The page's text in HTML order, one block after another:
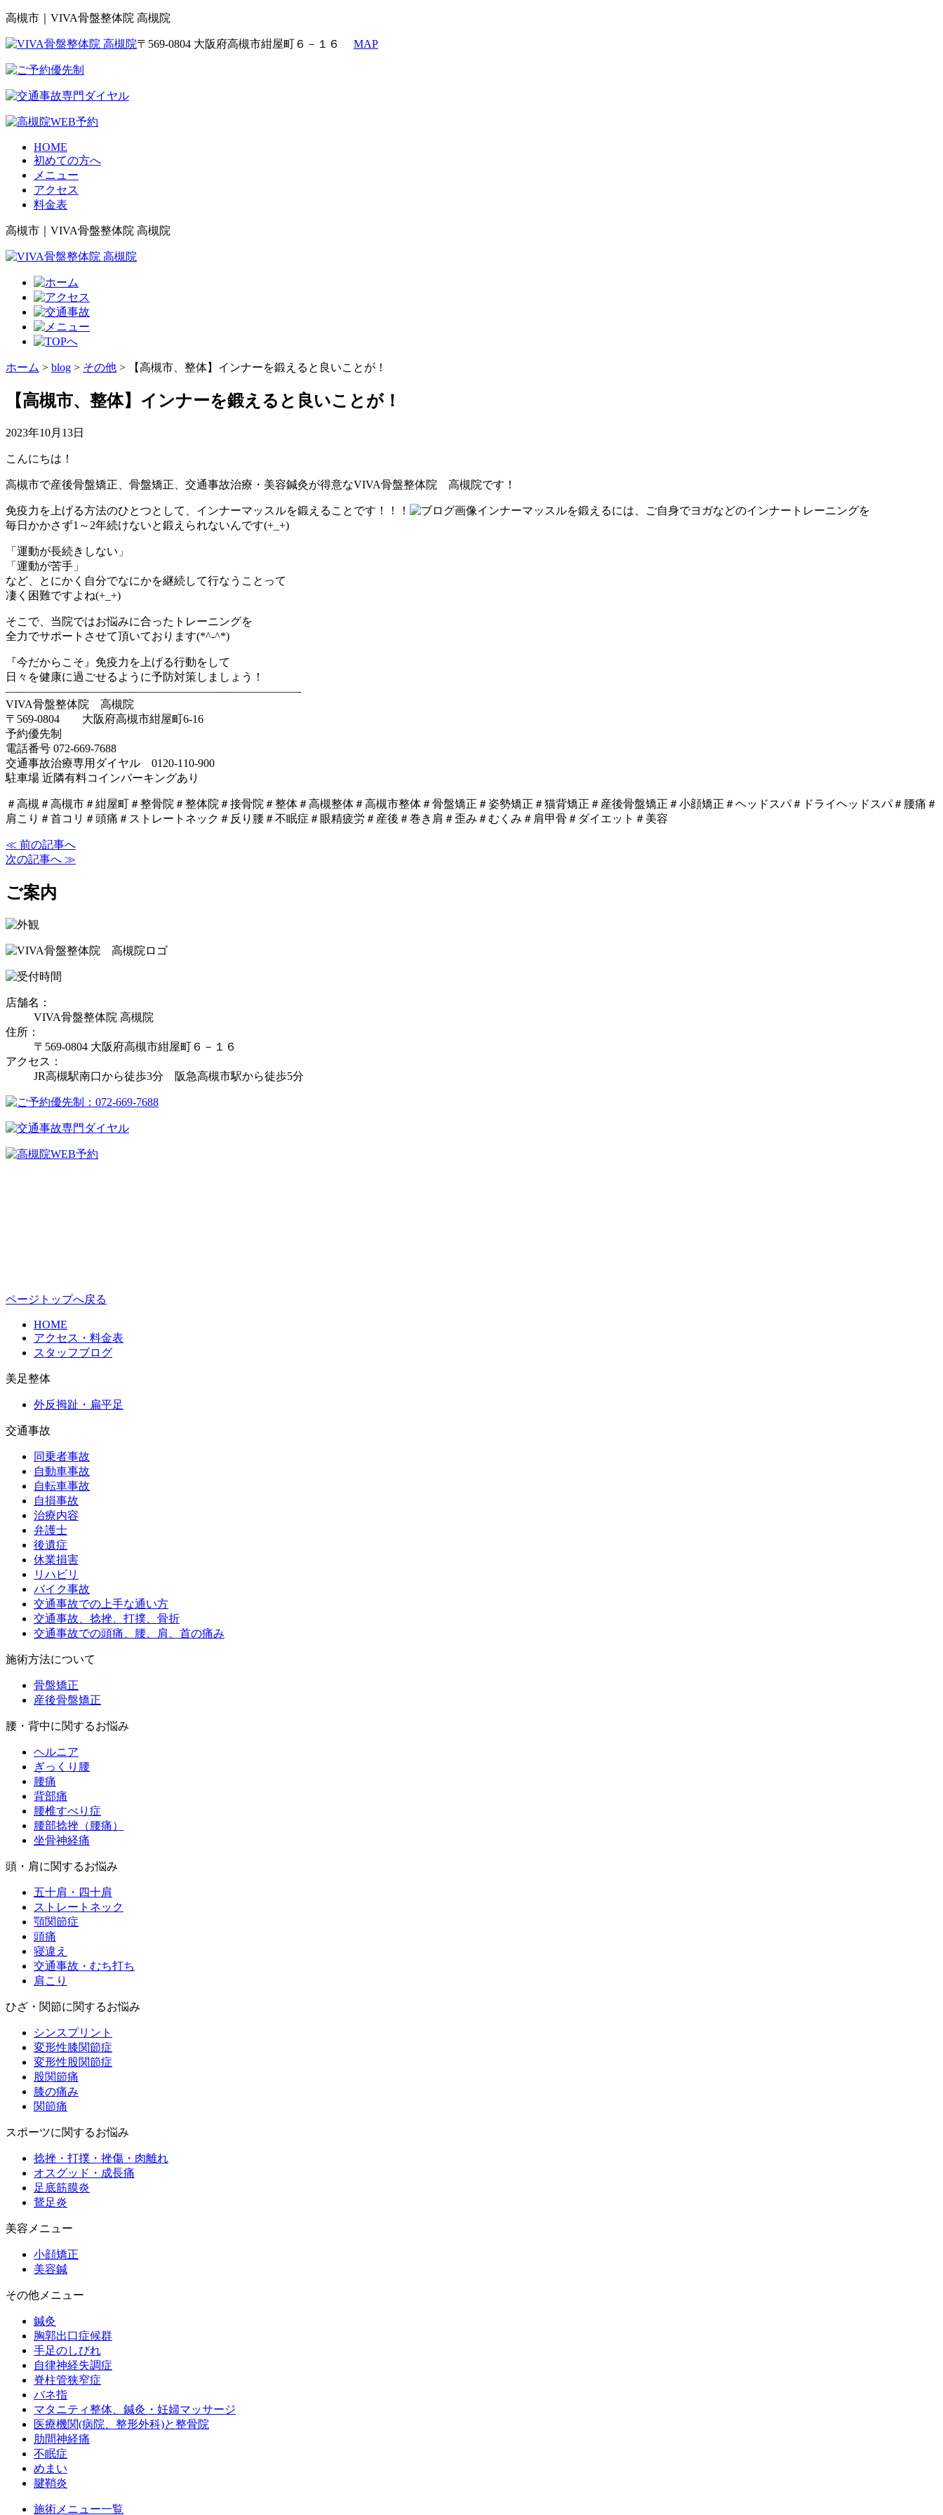
高槻市｜VIVA骨盤整体院 高槻院
〒569-0804 大阪府高槻市紺屋町６－１６ MAP
HOME
初めての方へ
メニュー
アクセス
料金表
高槻市｜VIVA骨盤整体院 高槻院
ホーム > blog > その他 > 【高槻市、整体】インナーを鍛えると良いことが！
【高槻市、整体】インナーを鍛えると良いことが！
2023年10月13日
こんにちは！
高槻市で産後骨盤矯正、骨盤矯正、交通事故治療・美容鍼灸が得意なVIVA骨盤整体院 高槻院です！
免疫力を上げる方法のひとつとして、インナーマッスルを鍛えることです！！！
インナーマッスルを鍛えるには、ご自身でヨガなどのインナートレーニングを
毎日かかさず1～2年続けないと鍛えられないんです(+_+)
「運動が長続きしない」
「運動が苦手」
など、とにかく自分でなにかを継続して行なうことって
凄く困難ですよね(+_+)
そこで、当院ではお悩みに合ったトレーニングを
全力でサポートさせて頂いております(*^-^*)
『今だからこそ』免疫力を上げる行動をして
日々を健康に過ごせるように予防対策しましょう！
——————————————————————————-
VIVA骨盤整体院 高槻院
〒569-0804 大阪府高槻市紺屋町6-16
予約優先制
電話番号 072-669-7688
交通事故治療専用ダイヤル 0120-110-900
駐車場 近隣有料コインパーキングあり
＃高槻＃高槻市＃紺屋町＃整骨院＃整体院＃接骨院＃整体＃高槻整体＃高槻市整体＃骨盤矯正＃姿勢矯正＃猫背矯正＃産後骨盤矯正＃小顔矯正＃ヘッドスパ＃ドライヘッドスパ＃腰痛＃
肩こり＃首コリ＃頭痛＃ストレートネック＃反り腰＃不眠症＃眼精疲労＃産後＃巻き肩＃歪み＃むくみ＃肩甲骨＃ダイエット＃美容
≪ 前の記事へ
次の記事へ ≫
ご案内
店舗名：
VIVA骨盤整体院 高槻院
住所：
〒569-0804 大阪府高槻市紺屋町６－１６
アクセス：
JR高槻駅南口から徒歩3分 阪急高槻市駅から徒歩5分
ページトップへ戻る
HOME
アクセス・料金表
スタッフブログ
美足整体
外反拇趾・扁平足
交通事故
同乗者事故
自動車事故
自転車事故
自損事故
治療内容
弁護士
後遺症
休業損害
リハビリ
バイク事故
交通事故での上手な通い方
交通事故、捻挫、打撲、骨折
交通事故での頭痛、腰、肩、首の痛み
施術方法について
骨盤矯正
産後骨盤矯正
腰・背中に関するお悩み
ヘルニア
ぎっくり腰
腰痛
背部痛
腰椎すべり症
腰部捻挫（腰痛）
坐骨神経痛
頭・肩に関するお悩み
五十肩・四十肩
ストレートネック
顎関節症
頭痛
寝違え
交通事故・むち打ち
肩こり
ひざ・関節に関するお悩み
シンスプリント
変形性膝関節症
変形性股関節症
股関節痛
膝の痛み
関節痛
スポーツに関するお悩み
捻挫・打撲・挫傷・肉離れ
オスグッド・成長痛
足底筋膜炎
鵞足炎
美容メニュー
小顔矯正
美容鍼
その他メニュー
鍼灸
胸郭出口症候群
手足のしびれ
自律神経失調症
脊柱管狭窄症
バネ指
マタニティ整体、鍼灸・妊婦マッサージ
医療機関(病院、整形外科)と整骨院
肋間神経痛
不眠症
めまい
腱鞘炎
施術メニュー一覧